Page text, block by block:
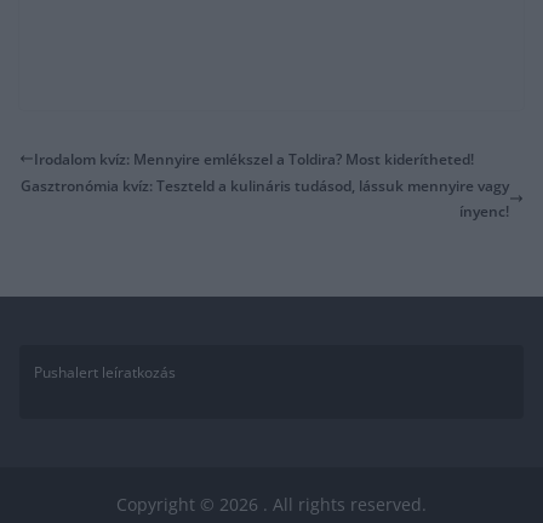
Irodalom kvíz: Mennyire emlékszel a Toldira? Most kiderítheted!
Gasztronómia kvíz: Teszteld a kulináris tudásod, lássuk mennyire vagy
ínyenc!
Pushalert leíratkozás
Copyright © 2026 . All rights reserved.